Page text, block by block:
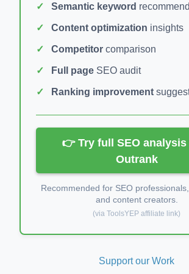
Semantic keyword
Content optimization insights
Competitor comparison
Full page SEO audit
Ranking improvement
👉 Try full SEO
Outrank
Recommended for SEO
and content creators.
(via ToolsYEP affiliate link)
Support our Work